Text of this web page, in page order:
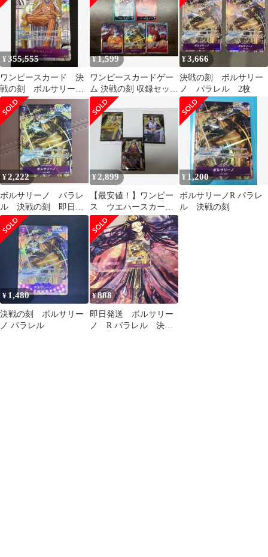
¥355,555
ワンピースカード 決
戦の刻 ボルサリーノ
(OP16-073) コミック
パラレル
¥1,599
ワンピースカードゲー
ム 決戦の刻 収録セット
ボルサリーノ レアパラ
レル
¥3,666
決戦の刻 ボルサリー
ノ パラレル 2枚
¥2,222
ボルサリーノ パラレ
ル 決戦の刻 即日発
送
¥2,899
【最安値！】ワンピー
ス ウエハースカー
ド 三大将 赤犬、青
雉、黄猿 未開封
¥ 1,200
ボルサリーノR パラレ
ル 決戦の刻
¥ 1,480
決戦の刻 ボルサリー
ノ パラレル
¥888
即日発送 ボルサリー
ノ R パラレル 決戦